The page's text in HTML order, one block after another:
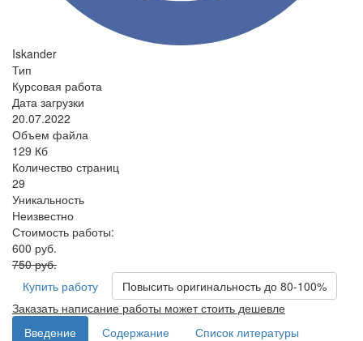
Iskander
Тип
Курсовая работа
Дата загрузки
20.07.2022
Объем файла
129 Кб
Количество страниц
29
Уникальность
Неизвестно
Стоимость работы:
600 руб.
750 руб.
Купить работу
Повысить оригинальность до 80-100%
Заказать написание работы может стоить дешевле
Введение
Содержание
Список литературы